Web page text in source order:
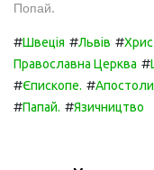
Попай.
#Швеція #Львів #
Православна Церква #
#Єпископе. #Апостоли
#Папай. #Язичництво